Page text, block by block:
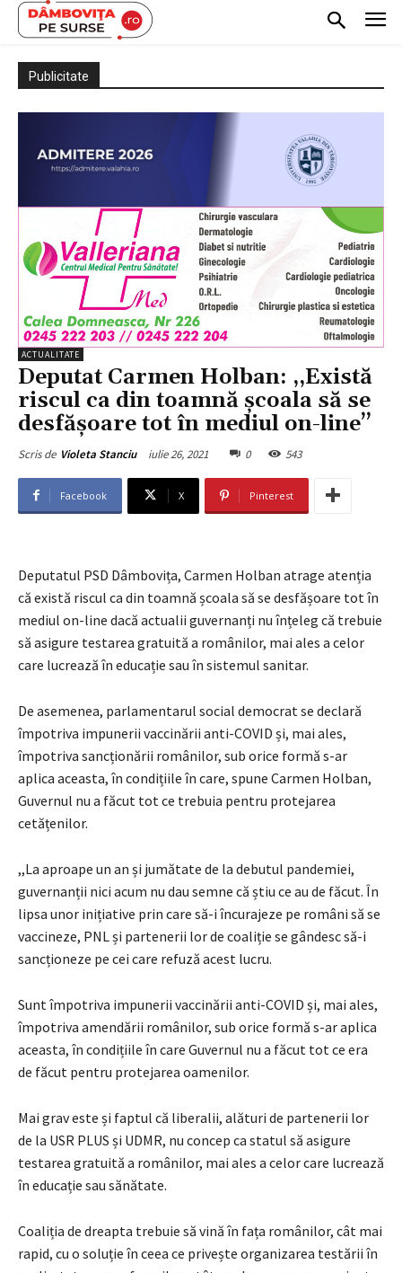
Publicitate
ACTUALITATE
Deputat Carmen Holban: ,,Există
riscul ca din toamnă școala să se
desfășoare tot în mediul on-line’’
Scris de Violeta Stanciu iulie 26, 2021 0 543
Facebook X Pinterest
Deputatul PSD Dâmbovița, Carmen Holban atrage atenția
că există riscul ca din toamnă școala să se desfășoare tot în
mediul on-line dacă actualii guvernanți nu înțeleg că trebuie
să asigure testarea gratuită a românilor, mai ales a celor
care lucrează în educație sau în sistemul sanitar.
De asemenea, parlamentarul social democrat se declară
împotriva impunerii vaccinării anti-COVID și, mai ales,
împotriva sancționării românilor, sub orice formă s-ar
aplica aceasta, în condițiile în care, spune Carmen Holban,
Guvernul nu a făcut tot ce trebuia pentru protejarea
cetățenilor.
,,La aproape un an și jumătate de la debutul pandemiei,
guvernanții nici acum nu dau semne că știu ce au de făcut. În
lipsa unor inițiative prin care să-i încurajeze pe români să se
vaccineze, PNL și partenerii lor de coaliție se gândesc să-i
sancționeze pe cei care refuză acest lucru.
Sunt împotriva impunerii vaccinării anti-COVID și, mai ales,
împotriva amendării românilor, sub orice formă s-ar aplica
aceasta, în condițiile în care Guvernul nu a făcut tot ce era
de făcut pentru protejarea oamenilor.
Mai grav este și faptul că liberalii, alături de partenerii lor
de la USR PLUS și UDMR, nu concep ca statul să asigure
testarea gratuită a românilor, mai ales a celor care lucrează
în educație sau sănătate.
Coaliția de dreapta trebuie să vină în fața românilor, cât mai
rapid, cu o soluție în ceea ce privește organizarea testării în